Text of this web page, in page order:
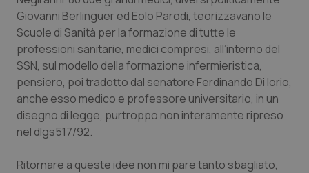
Umbria
Valle D’Aosta
Veneto
Oftalmologia
Oncodermatologia
Oncoematologia
Oncologia & Nutrizione
Psoriasi & pelle
Giovanni Berlinguer ed Eolo Parodi, teorizzavano le
Scuole di Sanità per la formazione di tutte le
professioni sanitarie, medici compresi, all’interno del
SSN, sul modello della formazione infermieristica,
pensiero, poi tradotto dal senatore Ferdinando Di Iorio,
anche esso medico e professore universitario, in un
disegno di legge, purtroppo non interamente ripreso
nel dlgs517/92.
Ritornare a queste idee non mi pare tanto sbagliato,